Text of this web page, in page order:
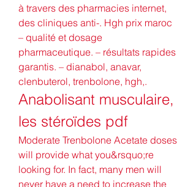
à travers des pharmacies internet,
des cliniques anti-. Hgh prix maroc
– qualité et dosage
pharmaceutique. – résultats rapides
garantis. – dianabol, anavar,
clenbuterol, trenbolone, hgh,.
Anabolisant musculaire,
les stéroïdes pdf
Moderate Trenbolone Acetate doses
will provide what you&rsquo;re
looking for. In fact, many men will
never have a need to increase the